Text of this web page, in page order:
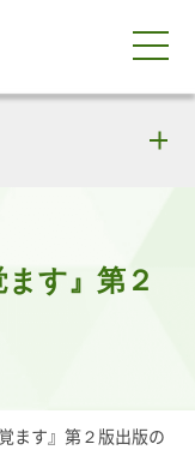
440
除く)
す』第２
ます』第２版出版の